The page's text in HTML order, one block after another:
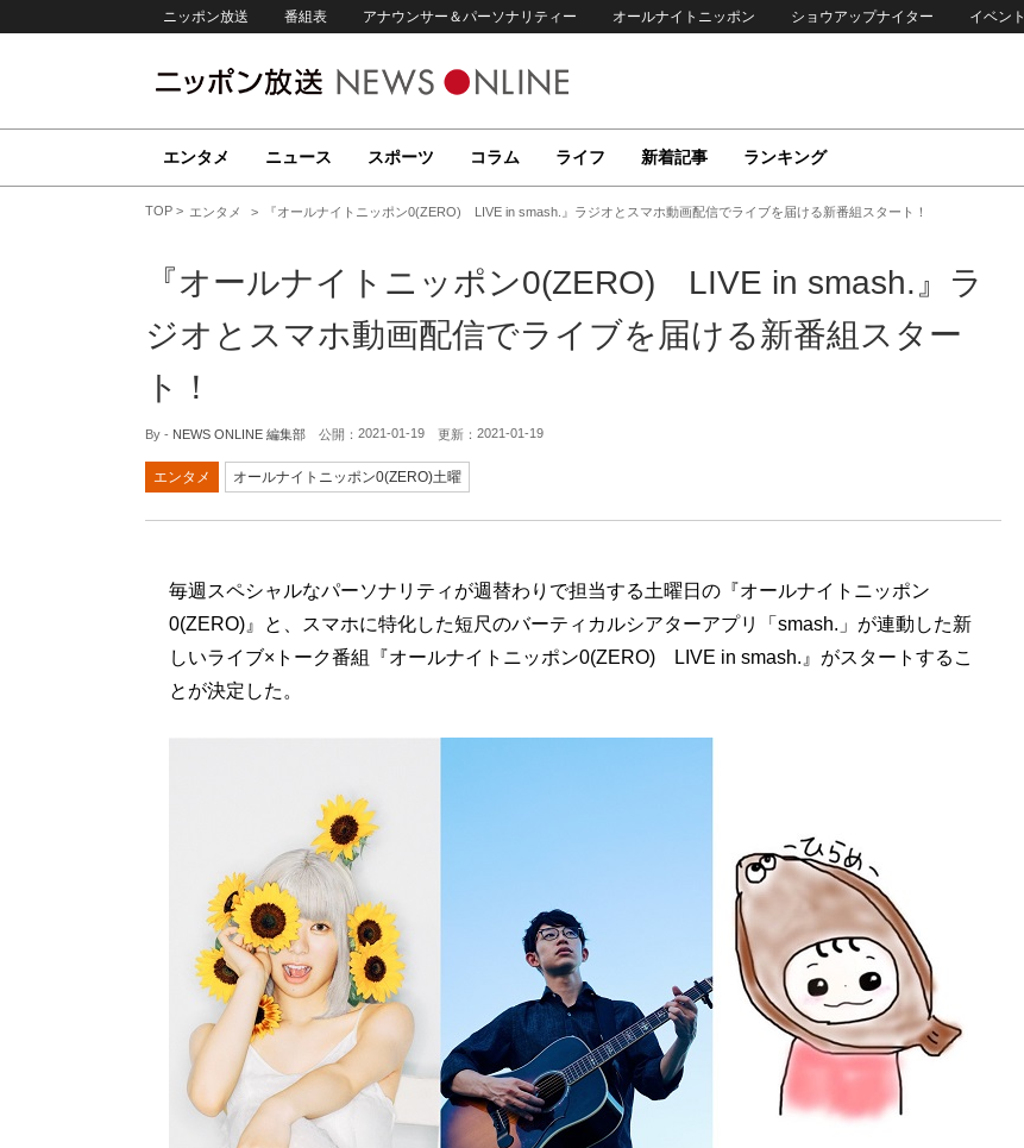
ニッポン放送 番組表 アナウンサー＆パーソナリティー オールナイトニッポン ショウアップナイター イベント
エンタメ ニュース スポーツ コラム ライフ 新着記事 ランキング
TOP エンタメ 『オールナイトニッポン0(ZERO) LIVE in smash.』ラジオとスマホ動画配信でライブを届ける新番組スタート！
『オールナイトニッポン0(ZERO) LIVE in smash.』ラ
ジオとスマホ動画配信でライブを届ける新番組スター
ト！
By - NEWS ONLINE 編集部 公開： 2021-01-19 更新： 2021-01-19
エンタメ オールナイトニッポン0(ZERO)土曜
毎週スペシャルなパーソナリティが週替わりで担当する土曜日の『オールナイトニッポン
0(ZERO)』と、スマホに特化した短尺のバーティカルシアターアプリ「smash.」が連動した新
しいライブ×トーク番組『オールナイトニッポン0(ZERO) LIVE in smash.』がスタートするこ
とが決定した。